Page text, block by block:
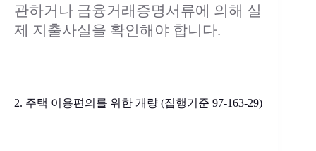
관하거나 금융거래증명서류에 의해 실
제 지출사실을 확인해야 합니다.
2. 주택 이용편의를 위한 개량 (집행기준 97-163-29)